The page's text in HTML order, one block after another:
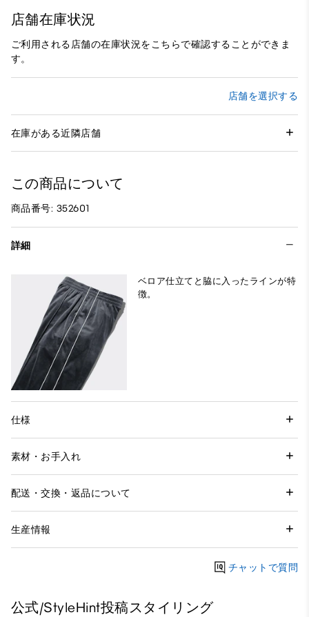
店舗在庫状況
ご利用される店舗の在庫状況をこちらで確認することができま
す。
店舗を選択する
在庫がある近隣店舗
この商品について
商品番号: 352601
詳細
ベロア仕立てと脇に入ったラインが特
徴。
仕様
素材・お手入れ
配送・交換・返品について
生産情報
チャットで質問
公式/StyleHint投稿スタイリング